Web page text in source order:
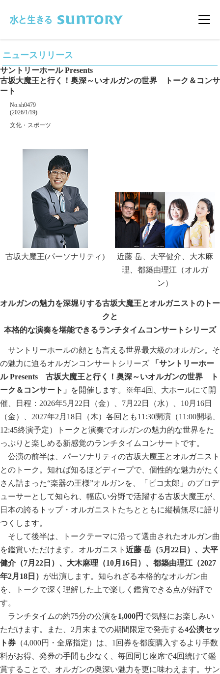
メ
ニュースリリース
サントリーホール Presents
古坂大魔王と行く！奥深～いオルガンの世界 トーク＆コンサ
ート
掲載番号
No.sh0479
掲載日
(2026/1/19)
カテゴリー
文化・スポーツ
古坂大魔王(パーソナリティ)
近藤 岳、大平健介、大木麻
理、都築由理江（オルガ
ン）
オルガンの魅力を深堀りする古坂大魔王とオルガニストのトー
クと
本格的な演奏を堪能できるランチタイムコンサートシリーズ
サントリーホールの顔とも言える世界最大級のオルガン。そ
の魅力に迫るオルガンコンサートシリーズ
「サントリーホー
ルPresents
古坂大魔王と行く！奥深～いオルガンの世界 ト
ーク＆コンサート」
を開催します。※年4回、大ホールにて開
催、日程：2026年5月22日（金）、7月22日（水）、10月16日
（金）、2027年2月18日（木）各回とも11:30開演（11:00開場、
12:45終演予定）トークと演奏でオルガンの魅力的な世界をた
っぷりと楽しめる新感覚のランチタイムコンサートです。
公演の前半は、パーソナリティの古坂大魔王とオルガニスト
とのトーク。知れば知るほどディープで、個性的な魅力がたく
さん詰まった“楽器の王様”オルガンを、「ピコ太郎」のプロデ
ューサーとして知られ、幅広い分野で活躍する古坂大魔王が、
日本の誇るトップ・オルガニストたちとともに縦横無尽に語り
つくします。
そして後半は、トークテーマに沿って選曲されたオルガン曲
を鑑賞いただけます。オルガニスト 近藤 岳（5月22日）、大平
健介（7月22日）、大木麻理（10月16日）、都築由理江（2027
年2月18日） が出演します。知られざる本格的なオルガン曲
を、トークで深く理解した上で楽しく鑑賞できる点が好評で
す。
ランチタイムの約75分の公演を1,000円 で気軽にお楽しみい
ただけます。また、2月末までの期間限定で発売する4公演セッ
ト券 （4,000円・全席指定）は、1回券を都度購入するより手数
料がお得、発券の手間も少なく、毎回同じ座席で4回続けて鑑
賞することで、オルガンの奥深い魅力を更に味わえます。サン